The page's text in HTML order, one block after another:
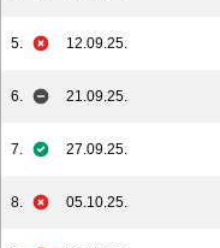
5. 12.09.25.
6. 21.09.25.
7. 27.09.25.
8. 05.10.25.